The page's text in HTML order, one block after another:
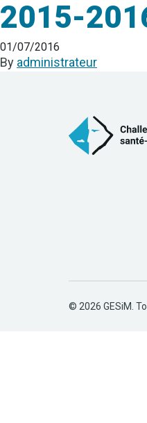
2015-
01/07/2016
By administrateur
© 2026 GESiM.